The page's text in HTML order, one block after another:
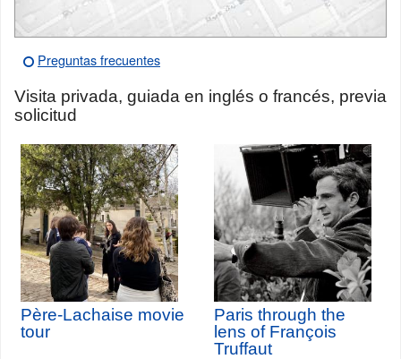
Preguntas frecuentes
Visita privada, guiada en inglés o francés, previa
solicitud
Père-Lachaise movie
tour
Paris through the
lens of François
Truffaut